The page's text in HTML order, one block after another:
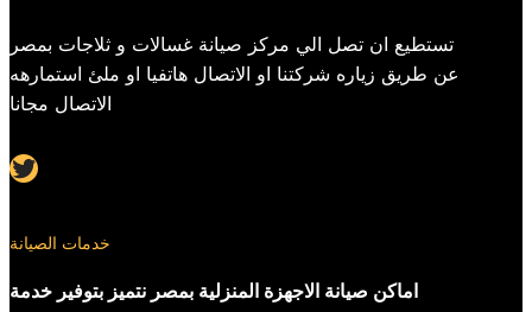
تستطيع ان تصل الي مركز صيانة غسالات و ثلاجات بمصر
عن طريق زياره شركتنا او الاتصال هاتفيا او ملئ استمارهه
الاتصال مجانا
Twitter
خدمات الصيانة
اماكن صيانة الاجهزة المنزلية بمصر نتميز بتوفير خدمة